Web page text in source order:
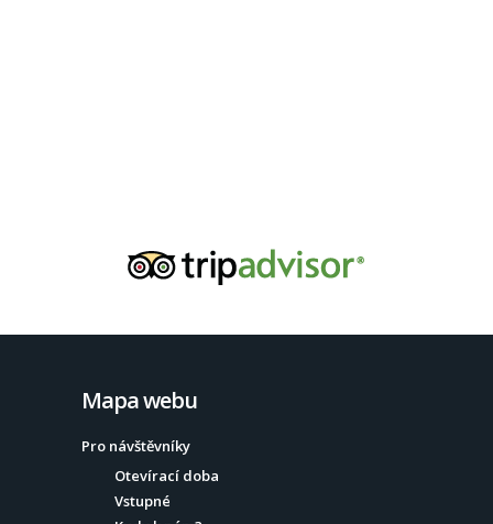
Mapa webu
Pro návštěvníky
Otevírací doba
Vstupné